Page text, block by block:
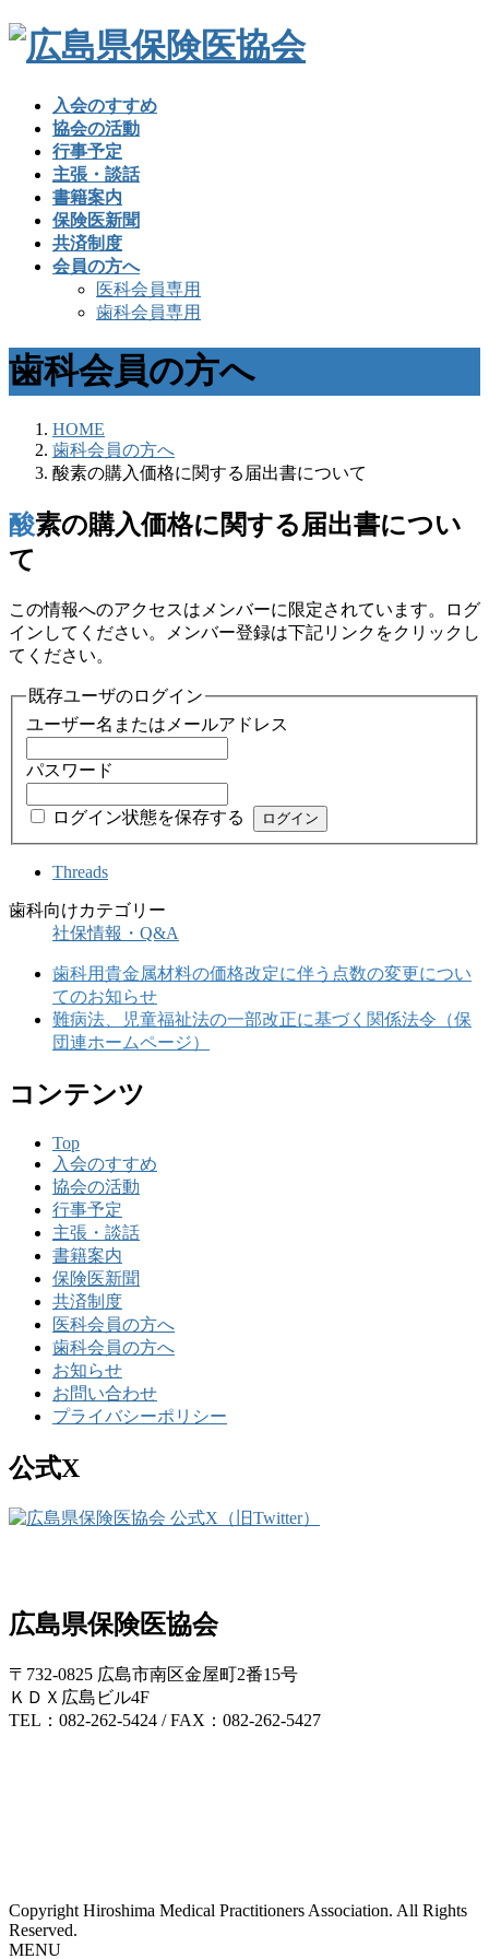
入会のすすめ
協会の活動
行事予定
主張・談話
書籍案内
保険医新聞
共済制度
会員の方へ
医科会員専用
歯科会員専用
歯科会員の方へ
HOME
歯科会員の方へ
酸素の購入価格に関する届出書について
酸素の購入価格に関する届出書につい
て
この情報へのアクセスはメンバーに限定されています。ログ
インしてください。メンバー登録は下記リンクをクリックし
てください。
既存ユーザのログイン
ユーザー名またはメールアドレス
パスワード
ログイン状態を保存する
Threads
歯科向けカテゴリー
社保情報・Q&A
歯科用貴金属材料の価格改定に伴う点数の変更につい
てのお知らせ
難病法、児童福祉法の一部改正に基づく関係法令（保
団連ホームページ）
コンテンツ
Top
入会のすすめ
協会の活動
行事予定
主張・談話
書籍案内
保険医新聞
共済制度
医科会員の方へ
歯科会員の方へ
お知らせ
お問い合わせ
プライバシーポリシー
公式X
広島県保険医協会
〒732-0825 広島市南区金屋町2番15号
ＫＤＸ広島ビル4F
TEL：082-262-5424 / FAX：082-262-5427
Copyright Hiroshima Medical Practitioners Association. All Rights
Reserved.
MENU